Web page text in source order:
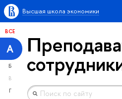
Высшая школа экономики
ВСЕ
А
Б
В
Г